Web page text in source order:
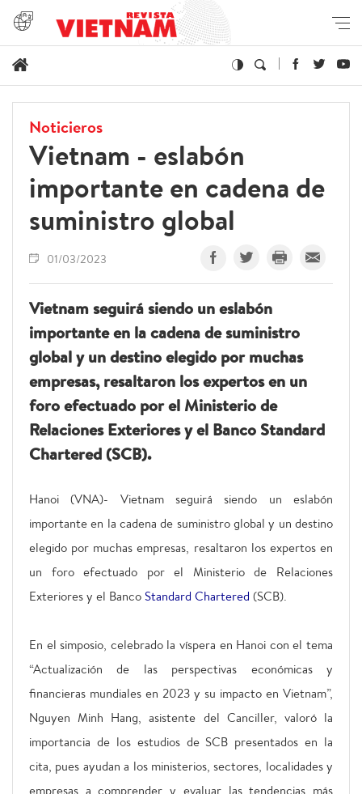
Noticieros
Vietnam - eslabón
importante en cadena de
suministro global
01/03/2023
Vietnam seguirá siendo un eslabón
importante en la cadena de suministro
global y un destino elegido por muchas
empresas, resaltaron los expertos en un
foro efectuado por el Ministerio de
Relaciones Exteriores y el Banco Standard
Chartered (SCB).
Hanoi (VNA)- Vietnam seguirá siendo un eslabón
importante en la cadena de suministro global y un destino
elegido por muchas empresas, resaltaron los expertos en
un foro efectuado por el Ministerio de Relaciones
Exteriores y el BancoStandard Chartered (SCB).
En el simposio, celebrado la víspera en Hanoi con el tema
“Actualización de las perspectivas económicas y
financieras mundiales en 2023 y su impacto en Vietnam”,
Nguyen Minh Hang, asistente del Canciller, valoró la
importancia de los estudios de SCB presentados en la
cita, pues ayudan a los ministerios, sectores, localidades y
empresas a comprender y evaluar las tendencias más